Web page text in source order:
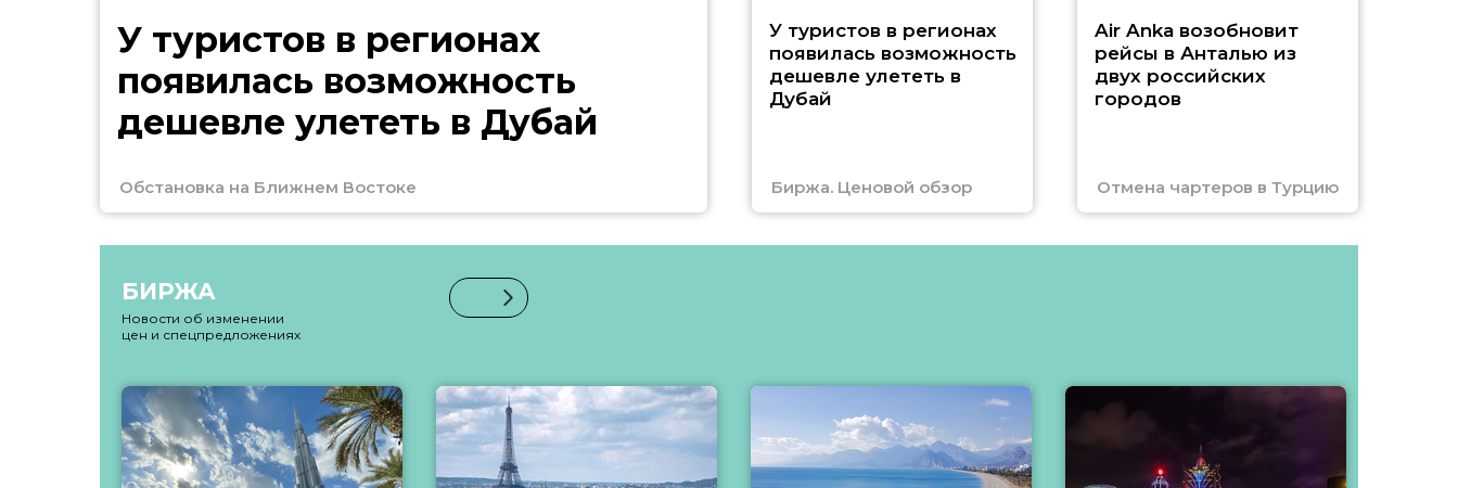
У туристов в регионах
появилась возможность
дешевле улететь в Дубай
Обстановка на Ближнем Востоке
У туристов в регионах
появилась возможность
дешевле улететь в
Дубай
Биржа. Ценовой обзор
Air Anka возобновит
рейсы в Анталью из
двух российских
городов
Отмена чартеров в Турцию
БИРЖА
Новости об изменении
цен и спецпредложениях